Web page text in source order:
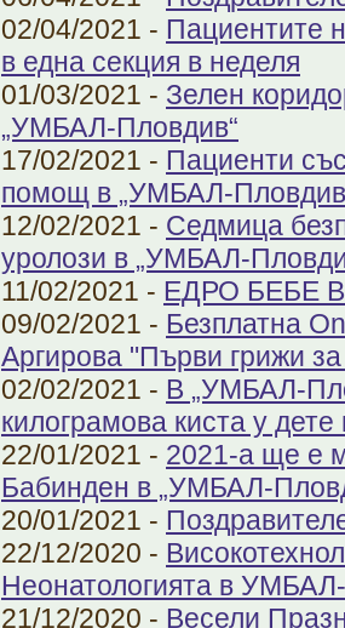
02/04/2021 - Пациентите
в една секция в неделя
01/03/2021 - Зелен
„УМБАЛ-Пловдив“
17/02/2021 - Пациенти
помощ в „УМБАЛ-
12/02/2021 - Седмица
уролози в „УМБАЛ-
11/02/2021 - ЕДРО БЕБЕ
09/02/2021 - Безплатна
Аргирова "Първи грижи
02/02/2021 - В „УМБАЛ-
килограмова киста у дете
22/01/2021 - 2021-а ще е
Бабинден в „УМБАЛ-
20/01/2021 -
22/12/2020 -
Неонатологията в
21/12/2020 - Весели